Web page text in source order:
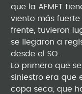
que la AEMET
viento más
frente, tuvieron
se llegaron a
desde el SO.
Lo primero que
siniestro era que
copa seca, que